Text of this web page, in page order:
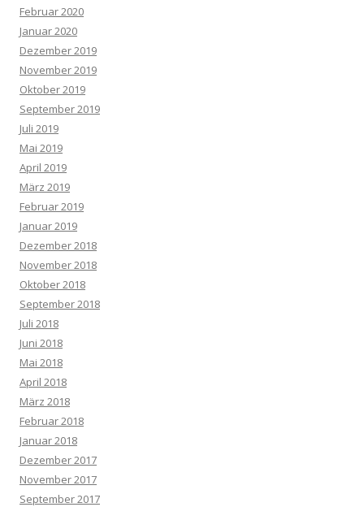
Februar 2020
Januar 2020
Dezember 2019
November 2019
Oktober 2019
September 2019
Juli 2019
Mai 2019
April 2019
März 2019
Februar 2019
Januar 2019
Dezember 2018
November 2018
Oktober 2018
September 2018
Juli 2018
Juni 2018
Mai 2018
April 2018
März 2018
Februar 2018
Januar 2018
Dezember 2017
November 2017
September 2017